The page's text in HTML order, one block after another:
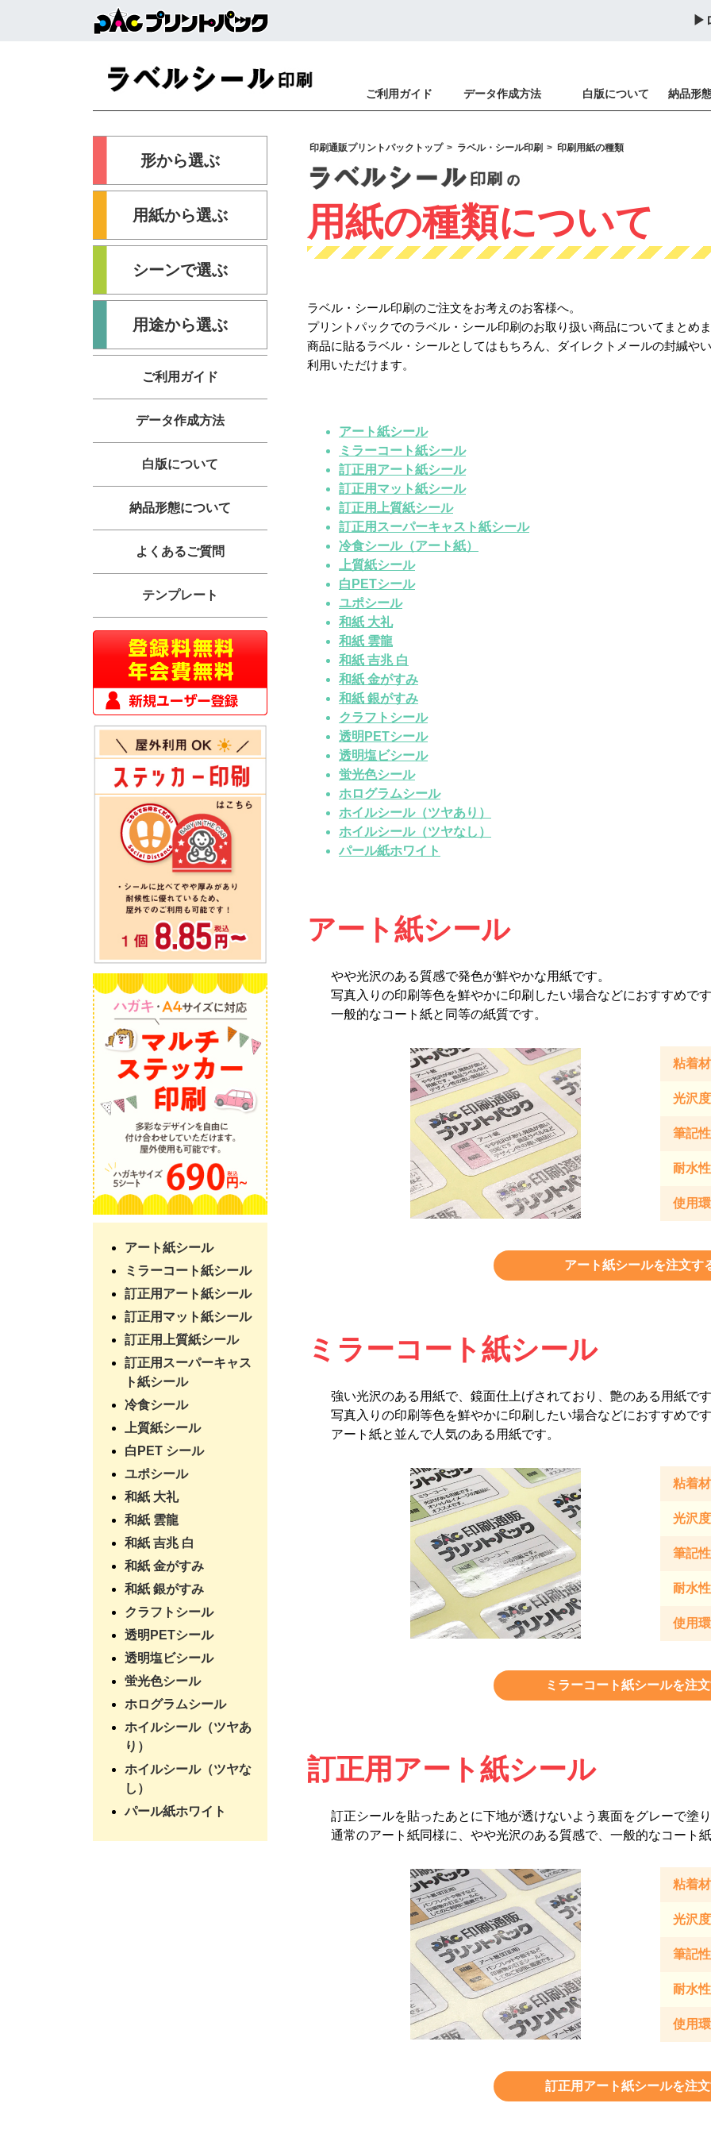
ご利用ガイド データ作成方法 白版について 納品形
形から選ぶ
用紙から選ぶ
NEW!
NEW!
NEW!
NEW!
シーンで選ぶ
用途から選ぶ
ご利用ガイド
データ作成方法
白版について
納品形態について
よくあるご質問
テンプレート
アート紙シール
ミラーコート紙シール
訂正用アート紙シール
訂正用マット紙シール
訂正用上質紙シール
訂正用スーパーキャス
ト紙シール
冷食シール
上質紙シール
白PET シール
ユポシール
和紙 大礼
和紙 雲龍
和紙 吉兆 白
和紙 金がすみ
和紙 銀がすみ
クラフトシール
透明PETシール
透明塩ビシール
蛍光色シール
ホログラムシール
ホイルシール（ツヤあ
り）
ホイルシール（ツヤな
し）
パール紙ホワイト
印刷通販プリントパック トップ ラベル・シール印刷 印刷用紙の種類
用紙の種類について
ラベル・シール印刷のご注文をお考えのお客様へ。
プリントパックでのラベル・シール印刷のお取り扱い商品についてまとめま
商品に貼るラベル・シールとしてはもちろん、ダイレクトメールの封緘や
利用いただけます。
アート紙シール
ミラーコート紙シール
訂正用アート紙シール
訂正用マット紙シール
訂正用上質紙シール
訂正用スーパーキャスト紙シール
冷食シール（アート紙）
上質紙シール
白PETシール
ユポシール
和紙 大礼
和紙 雲龍
和紙 吉兆 白
和紙 金がすみ
和紙 銀がすみ
クラフトシール
透明PETシール
透明塩ビシール
蛍光色シール
ホログラムシール
ホイルシール（ツヤあり）
ホイルシール（ツヤなし）
パール紙ホワイト
アート紙シール
やや光沢のある質感で発色が鮮やかな用紙です。
写真入りの印刷等色を鮮やかに印刷したい場合などにおすすめです
一般的なコート紙と同等の紙質です。
粘着材
光沢度
筆記性
耐水性
使用
アート紙シールを注文す
ミラーコート紙シール
強い光沢のある用紙で、鏡面仕上げされており、艶のある用紙です
写真入りの印刷等色を鮮やかに印刷したい場合などにおすすめです
アート紙と並んで人気のある用紙です。
粘着材
光沢度
筆記性
耐水性
使用
ミラーコート紙シールを注
訂正用アート紙シール
訂正シールを貼ったあとに下地が透けないよう裏面をグレーで塗
通常のアート紙同様に、やや光沢のある質感で、一般的なコート
粘着材
光沢度
筆記性
耐水性
使用
訂正用アート紙シールを注